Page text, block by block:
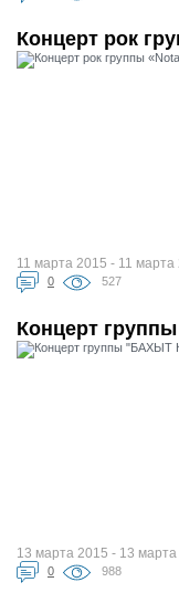
Концерт рок
11 марта 2015 - 11 марта
0 527
Концерт
13 марта 2015 - 13 марта
0 988